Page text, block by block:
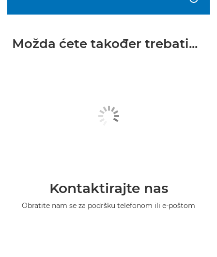
Možda ćete također trebati...
Kontaktirajte nas
Obratite nam se za podršku telefonom ili e-poštom